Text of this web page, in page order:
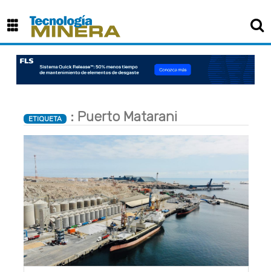
ETIQUETA : Puerto Matarani